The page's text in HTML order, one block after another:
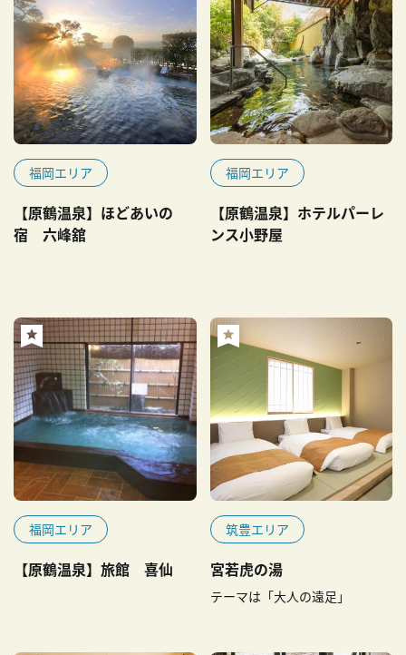
福岡エリア
【原鶴温泉】ほどあいの
宿 六峰舘
福岡エリア
【原鶴温泉】ホテルパーレ
ンス小野屋
福岡エリア
【原鶴温泉】旅館 喜仙
筑豊エリア
宮若虎の湯
テーマは「大人の遠足」